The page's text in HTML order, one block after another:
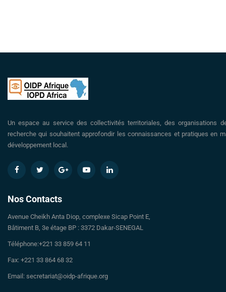
Un espace au service des collectivités territoriales, des organisations
recherche qui souhaitent approfondir les connaissances et pratiques en
développement local.
Nos Contacts
Avenue Cheikh Anta Diop, complexe Sicap Point E,
Bâtiment B, 3e étage BP : 3372 Dakar-SENEGAL
Téléphone:+221 33 859 64 11
Fax: +221 33 864 68 32
Email: secretariat@oidp-afrique.org